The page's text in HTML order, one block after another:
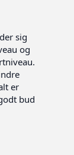
sig
og
er
bud